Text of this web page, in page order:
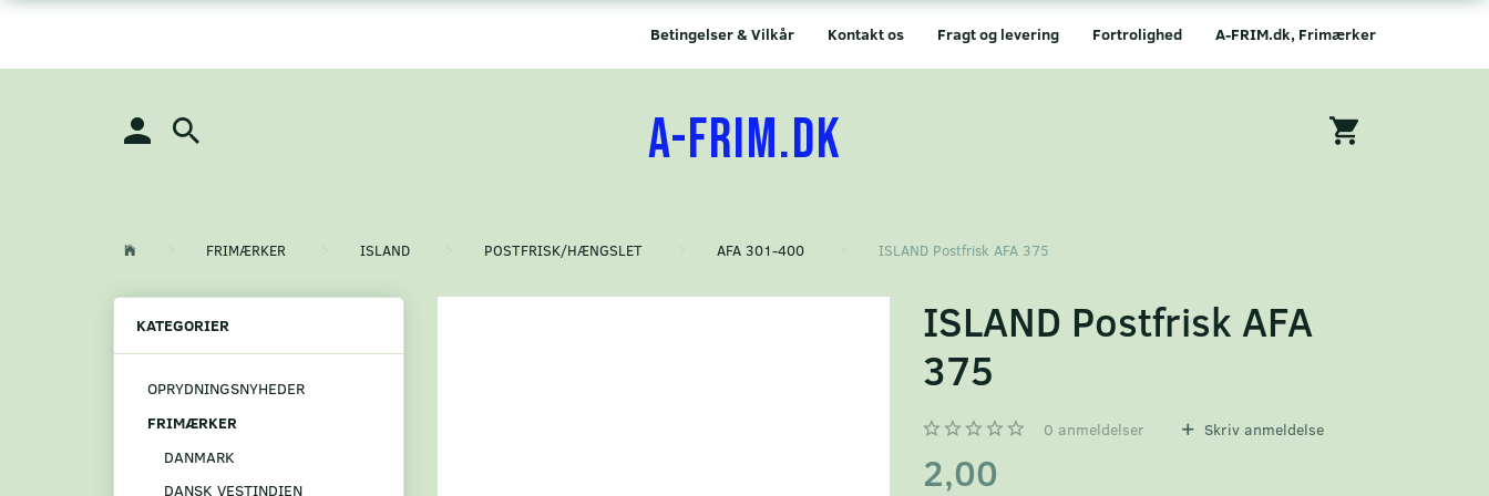
A-FRIM.dk, Frimærker
Fortrolighed
Fragt og levering
Kontakt os
Betingelser & Vilkår
A-FRIM.DK
FRIMÆRKER ISLAND POSTFRISK/HÆNGSLET AFA 301-400 ISLAND Postfrisk AFA 375
KATEGORIER
OPRYDNINGSNYHEDER
FRIMÆRKER
DANMARK
DANSK VESTINDIEN
ISLAND Postfrisk AFA
375
0 anmeldelser Skriv anmeldelse
2,00